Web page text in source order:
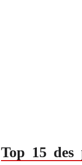
Top 15 des